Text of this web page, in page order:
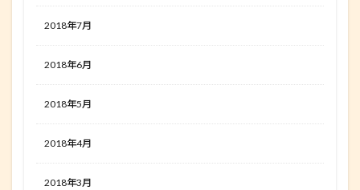
2018年7月
2018年6月
2018年5月
2018年4月
2018年3月